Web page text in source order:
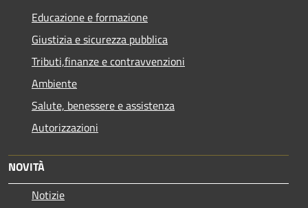
Educazione e formazione
Giustizia e sicurezza pubblica
Tributi,finanze e contravvenzioni
Ambiente
Salute, benessere e assistenza
Autorizzazioni
NOVITÀ
Notizie